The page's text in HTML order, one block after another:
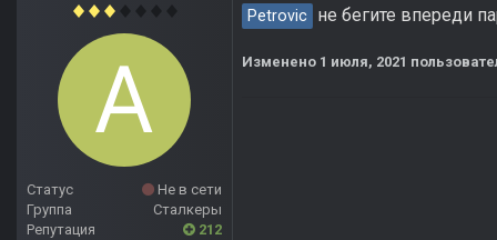
Статус
Не в сети
Группа
Сталкеры
Репутация
212
Petrovic не бегите впереди
Изменено 1 июля, 2021